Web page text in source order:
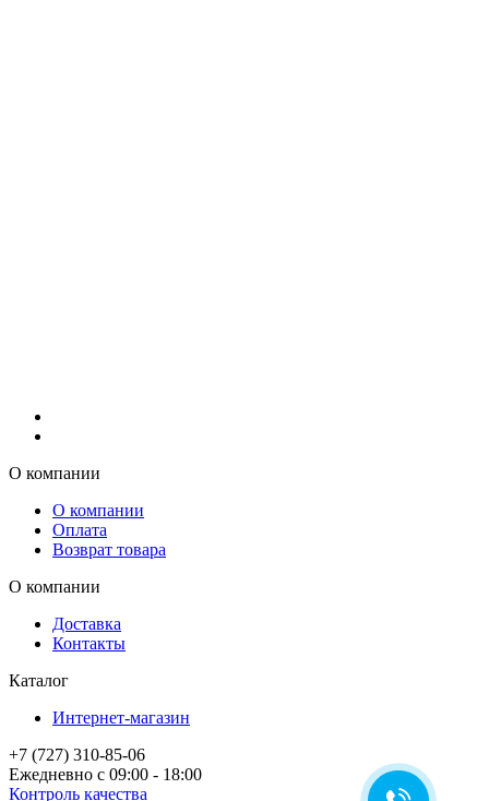
О компании
О компании
Оплата
Возврат товара
О компании
Доставка
Контакты
Каталог
Интернет-магазин
+7 (727) 310-85-06
Ежедневно с 09:00 - 18:00
Контроль качества